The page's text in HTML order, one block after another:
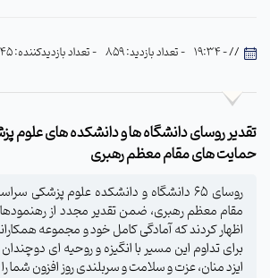
// - 19:34 - تعداد بازدید: 859 - تعداد بازدیدکننده: 245
تقدیر روسای دانشگاه ها و دانشکده های علوم
حمایت های مقام معظم رهبری
روسای 65 دانشگاه و دانشکده علوم پزشکی
مقام معظم رهبری، ضمن تقدیر مجدد از
اظهار کردند که آمادگی کامل خود و مجموعه
برای تداوم این مسیر با انگیزه و روحیه ای دوچندان
ایزد منان، عزت و سلامت و سربلندی روز افزون شما